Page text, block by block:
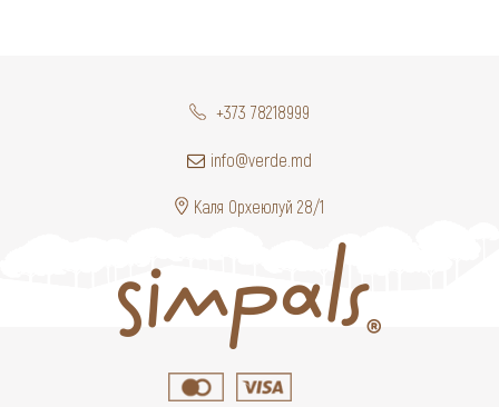
+373 78218999
info@verde.md
Каля Орхеюлуй 28/1